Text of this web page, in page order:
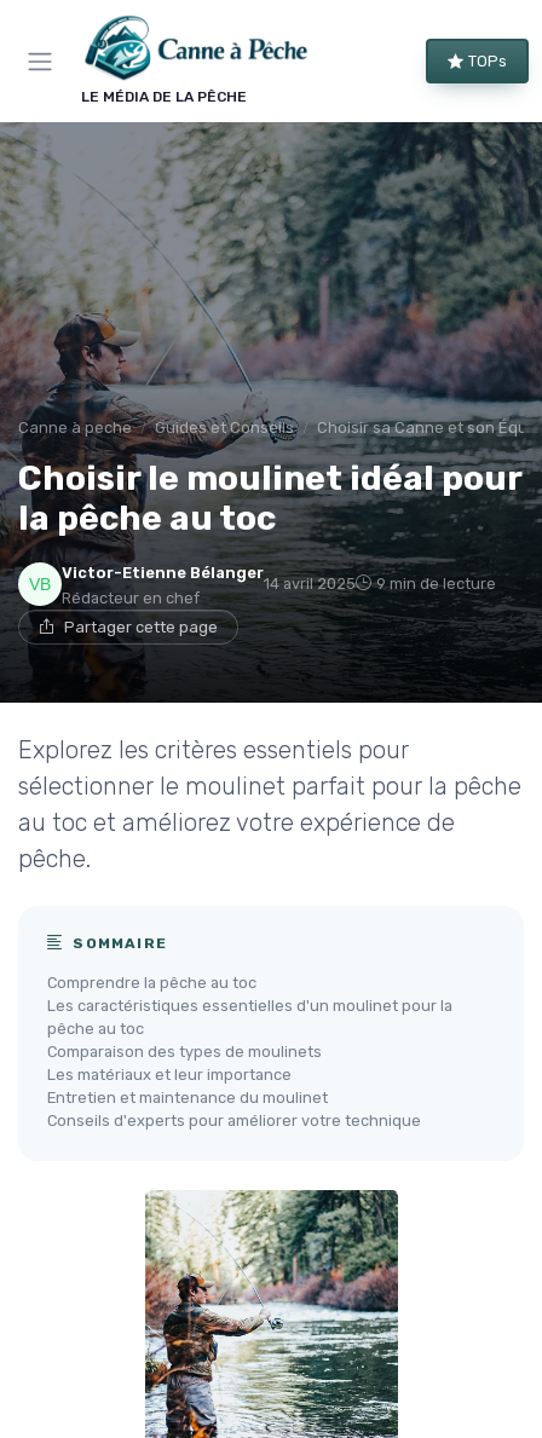
LE MÉDIA DE LA PÊCHE
TOPs
Canne à peche Guides et Conseils Choisir sa Canne et son
Choisir le moulinet idéal pour
la pêche au toc
Victor-Etienne Bélanger
Rédacteur en chef
14 avril 2025 9 min de lecture
Partager cette page
Explorez les critères essentiels pour
sélectionner le moulinet parfait pour la pêche
au toc et améliorez votre expérience de
pêche.
SOMMAIRE
Comprendre la pêche au toc
Les caractéristiques essentielles d'un moulinet pour la
pêche au toc
Comparaison des types de moulinets
Les matériaux et leur importance
Entretien et maintenance du moulinet
Conseils d'experts pour améliorer votre technique
Panneau de gestion des cookies